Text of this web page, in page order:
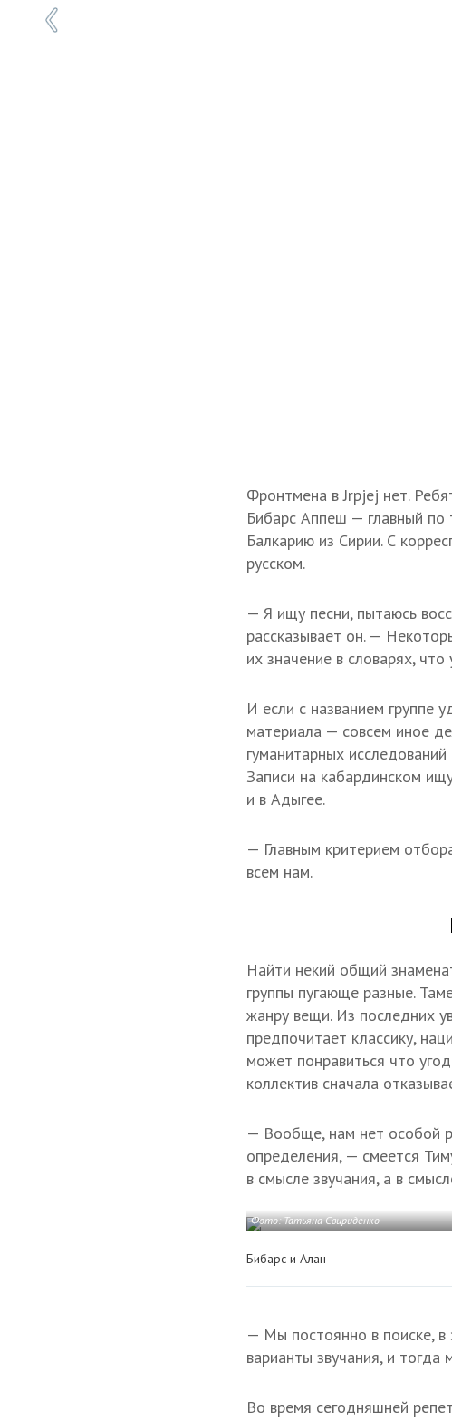
Фронтмена в Jrpjej нет.
Бибарс Аппеш — главный по
Балкарию из Сирии. С
русском.
— Я ищу песни, пытаюсь
рассказывает он. —
их значение в словарях,
И если с названием группе
материала — совсем иное
гуманитарных
Записи на кабардинском
и в Адыгее.
— Главным критерием
всем нам.
Найти некий общий
группы пугающе разные.
жанру вещи. Из последних
предпочитает классику,
может понравиться что
коллектив сначала
— Вообще, нам нет особой
определения, — смеется
в смысле звучания, а в
Фото: Татьяна Свириденко
Бибарс и Алан
— Мы постоянно в поиске, в
варианты звучания, и
Во время сегодняшней